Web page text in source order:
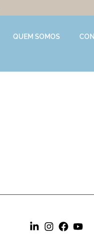
QUEM SOMOS